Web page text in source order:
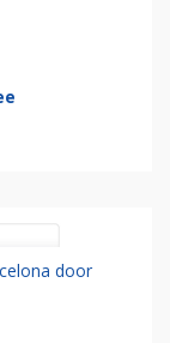
door